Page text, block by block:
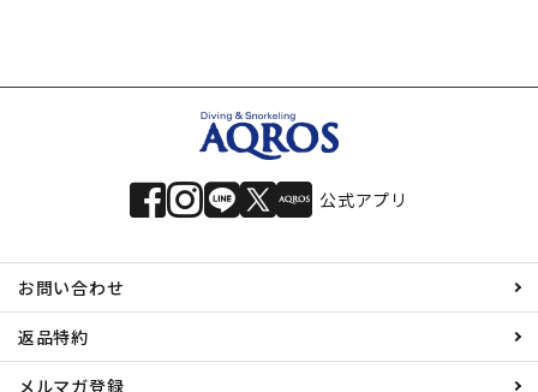
公式アプリ
お問い合わせ
返品特約
メルマガ登録